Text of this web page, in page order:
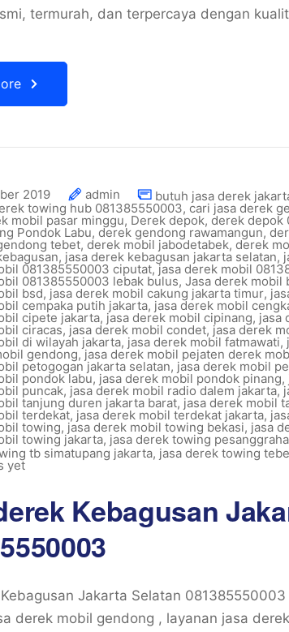
termurah, dan terpercaya dengan
2019 admin butuh jasa derek
towing hub 081385550003, cari jasa derek
mobil pasar minggu, Derek depok, derek depok
Pondok Labu, derek gendong rawamangun,
tebet, derek mobil jabodetabek, derek
, jasa derek kebagusan jakarta selatan,
081385550003 ciputat,jasa derek mobil
081385550003 lebak bulus, Jasa derek mobil
bsd, jasa derek mobil cakung jakarta timur,
cempaka putih jakarta, jasa derek mobil
cipete jakarta, jasa derek mobil cipinang, jasa
ciracas, jasa derek mobil condet, jasa derek
di wilayah jakarta, jasa derek mobil fatmawati,
gendong,jasa derek mobil pejaten derek
petogogan jakarta selatan, jasa derek mobil
pondok labu, jasa derek mobil pondok pinang,
puncak, jasa derek mobil radio dalem jakarta,
tanjung duren jakarta barat, jasa derek mobil
terdekat, jasa derek mobil terdekat jakarta,
towing, jasa derek mobil towing bekasi, jasa
towing jakarta, jasa derek towing
tb simatupang jakarta, jasa derek towing
yet
Kebagusan
Jakarta Selatan
derek mobil gendong , layanan jasa